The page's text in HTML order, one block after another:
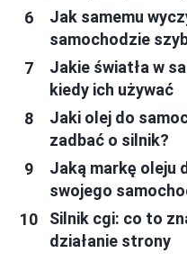
Jak samemu
samochodzie
Jakie światła w
kiedy ich używać
Jaki olej do
zadbać o silnik?
Jaką markę oleju
swojego
Silnik cgi: co to
działanie strony